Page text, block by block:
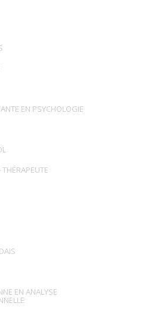
EN PSYCHOLOGIE
EN ANALYSE